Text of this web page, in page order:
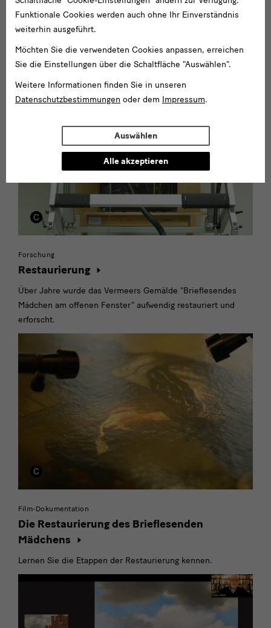
Publikation
Forschung
Restaurierung
Über Jahre wurde das Vermeers Gemälde "Brieflesendes
Mädchen am offenen Fenster" aufwendig restauriert und
erforscht.
Film-Dokumentation
Die Restaurierung des Brieflesenden
Mädchens
Lernen Sie die Etappen der Restaurierung kennen.
Funktionale Cookies werden auch ohne Ihr Einverständnis
weiterhin ausgeführt.
Möchten Sie die verwendeten Cookies anpassen, erreichen
Sie die Einstellungen über die Schaltfläche "Auswählen".
Weitere Informationen finden Sie in unseren
Datenschutzbestimmungen oder dem Impressum.
Auswählen
Alle akzeptieren